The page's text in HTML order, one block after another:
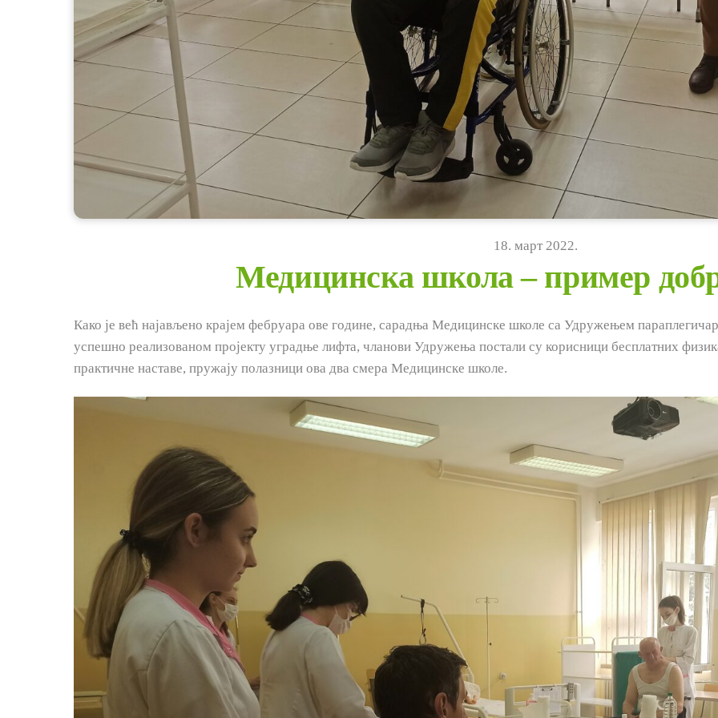
18.март 2022.
Медицинска школа – пример
Како је већ најављено крајем фебруара ове године, сарадња Медицинске школе са Удружењем
успешно реализованом пројекту уградње лифта, чланови Удружења постали су корисници бесплатних
практичне наставе, пружају полазници ова два смера Медицинске школе.